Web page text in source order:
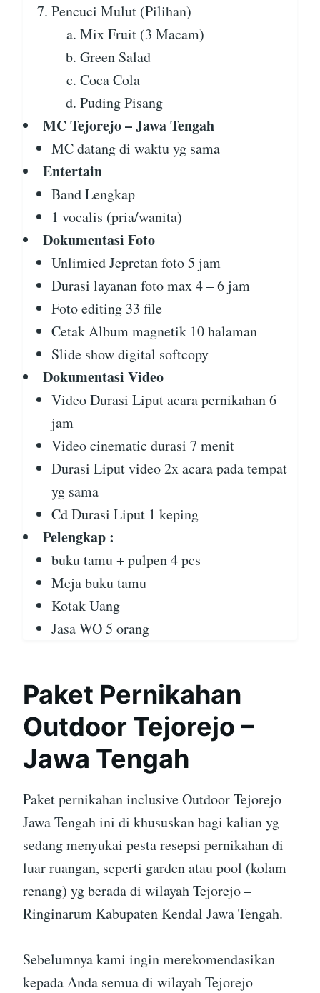
Pencuci Mulut (Pilihan)
Mix Fruit (3 Macam)
Green Salad
Coca Cola
Puding Pisang
MC Tejorejo – Jawa Tengah
MC datang di waktu yg sama
Entertain
Band Lengkap
1 vocalis (pria/wanita)
Dokumentasi Foto
Unlimied Jepretan foto 5 jam
Durasi layanan foto max 4 – 6 jam
Foto editing 33 file
Cetak Album magnetik 10 halaman
Slide show digital softcopy
Dokumentasi Video
Video Durasi Liput acara pernikahan 6
jam
Video cinematic durasi 7 menit
Durasi Liput video 2x acara pada tempat
yg sama
Cd Durasi Liput 1 keping
Pelengkap :
buku tamu + pulpen 4 pcs
Meja buku tamu
Kotak Uang
Jasa WO 5 orang
Paket Pernikahan
Outdoor Tejorejo –
Jawa Tengah
Paket pernikahan inclusive Outdoor Tejorejo
Jawa Tengah ini di khususkan bagi kalian yg
sedang menyukai pesta resepsi pernikahan di
luar ruangan, seperti garden atau pool (kolam
renang) yg berada di wilayah Tejorejo –
Ringinarum Kabupaten Kendal Jawa Tengah.
Sebelumnya kami ingin merekomendasikan
kepada Anda semua di wilayah Tejorejo